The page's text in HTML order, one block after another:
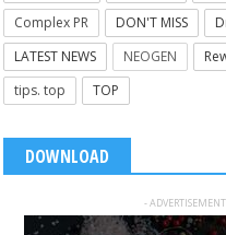
Complex PR
DON'T MISS
LATEST NEWS
NEOGEN
tips. top
TOP
DOWNLOAD
-